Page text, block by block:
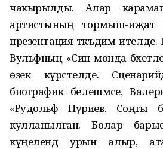
чакырылды. Алар
артистының тормыш-
презентация тәкъдим
Вульфның «Син монда
өзек күрсәтелде.
биографик белешмәсе,
«Рудольф Нуриев. Соңгы
кулланылган. Болар
күңелендә урын алыр,